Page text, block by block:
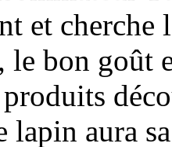
et cherche
le bon goût
lapin aura